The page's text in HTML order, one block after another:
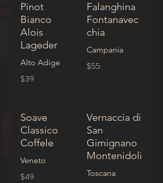
Pinot
Bianco
Alois
Lageder
Alto Adige
$39
Falanghina
Fontanavec
chia
Campania
$55
Soave
Classico
Coffele
Veneto
$49
Vernaccia di
San
Gimignano
Montenidoli
Toscana